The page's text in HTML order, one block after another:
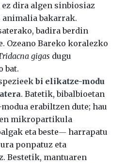
ez dira algen sinbiosiaz
bakarrak.
badira berdin
Ozeano Bareko koralezko
gigas dugu
bat.
bi elikatze-modu
. Batetik, bibalbioetan
erabiltzen dute; hau
mikropartikula
eta beste― harrapatu
ponpatuz eta
Bestetik, mantuaren